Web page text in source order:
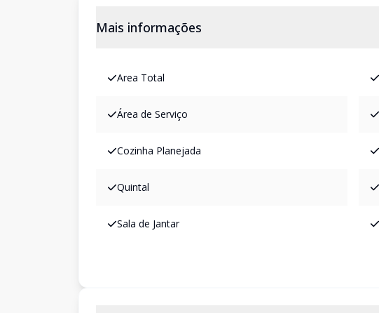
Mais informações
Area Total
Área de Serviço
Cozinha Planejada
Quintal
Sala de Jantar